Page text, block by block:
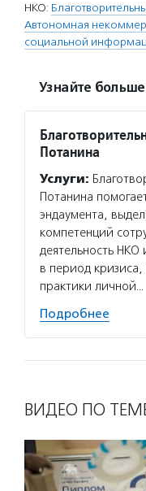
НКО:
Автономная
социальной
Узнайте
Потанина
Услуги:
Потанина
эндаумента,
компетенций
деятельность НКО
в период
практики личной…
Подробнее
ВИДЕО ПО